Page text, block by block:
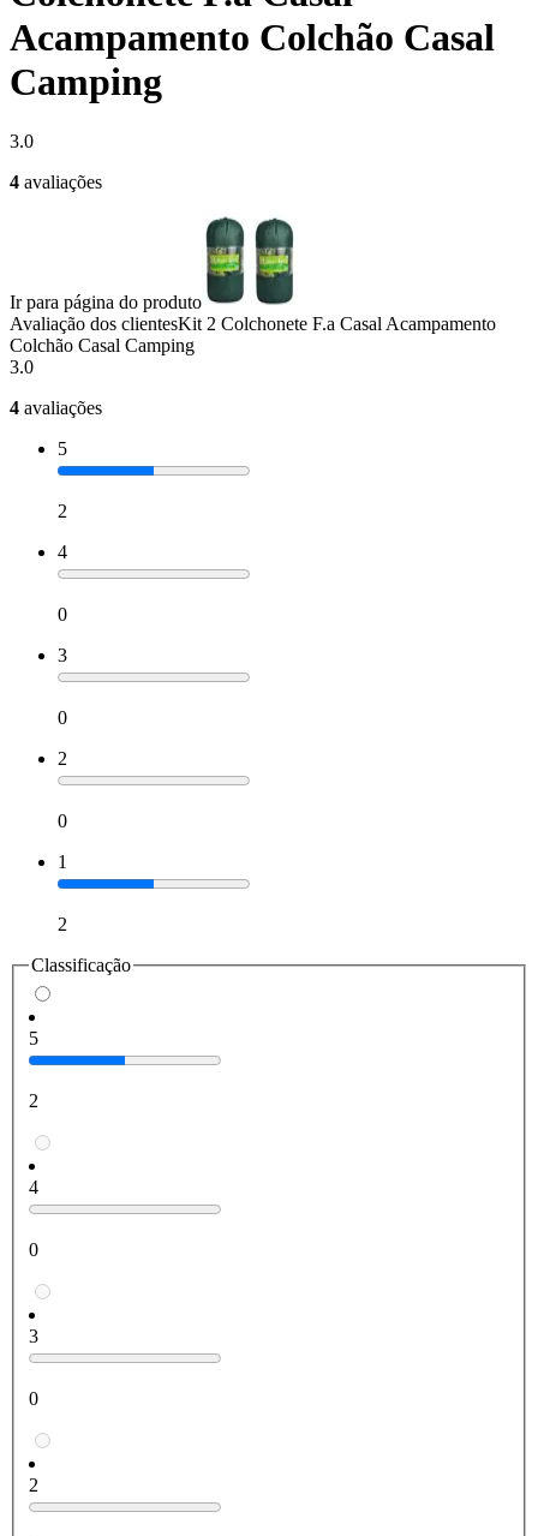
Acampamento Colchão Casal
Camping
3.0
4 avaliações
Ir para página do produto
Avaliação dos clientesKit 2 Colchonete F.a Casal Acampamento
Colchão Casal Camping
3.0
4 avaliações
5
2
4
0
3
0
2
0
1
2
Classificação
5
2
4
0
3
0
2